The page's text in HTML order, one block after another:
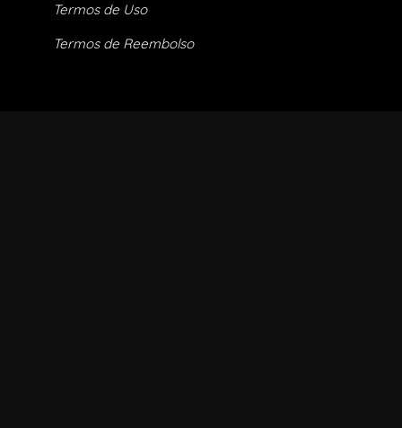
Termos de Uso
Termos de Reembolso